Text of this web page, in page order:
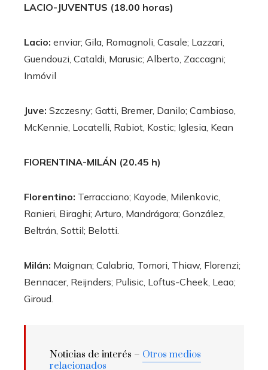
LACIO-JUVENTUS (18.00 horas)
Lacio: enviar; Gila, Romagnoli, Casale; Lazzari,
Guendouzi, Cataldi, Marusic; Alberto, Zaccagni;
Inmóvil
Juve: Szczesny; Gatti, Bremer, Danilo; Cambiaso,
McKennie, Locatelli, Rabiot, Kostic; Iglesia, Kean
FIORENTINA-MILÁN (20.45 h)
Florentino: Terracciano; Kayode, Milenkovic,
Ranieri, Biraghi; Arturo, Mandrágora; González,
Beltrán, Sottil; Belotti.
Milán: Maignan; Calabria, Tomori, Thiaw, Florenzi;
Bennacer, Reijnders; Pulisic, Loftus-Cheek, Leao;
Giroud.
Noticias de interés – Otros medios
relacionados